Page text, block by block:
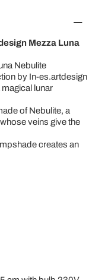
Mezza Luna
Nebulite
by In-es.artdesign
lunar
of Nebulite, a
veins give the
creates an